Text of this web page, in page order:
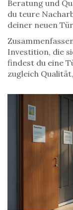
Beratung und
du teure
deiner neuen
Investition, die
findest du eine
zugleich